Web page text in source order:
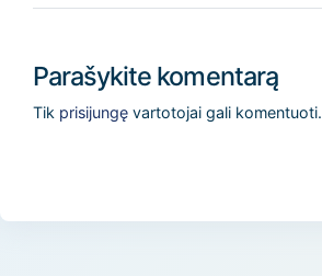
Parašykite komentarą
Tik prisijungęvartotojai gali komentuoti.